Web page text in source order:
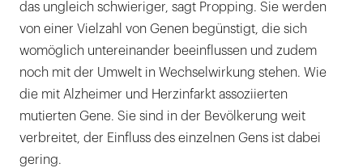
das ungleich schwieriger, sagt Propping. Sie werden
von einer Vielzahl von Genen begünstigt, die sich
womöglich untereinander beeinflussen und zudem
noch mit der Umwelt in Wechselwirkung stehen. Wie
die mit Alzheimer und Herzinfarkt assoziierten
mutierten Gene. Sie sind in der Bevölkerung weit
verbreitet, der Einfluss des einzelnen Gens ist dabei
gering.